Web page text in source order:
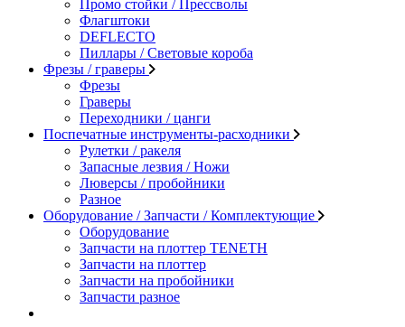
Промо стойки / Прессволы
Флагштоки
DEFLECTO
Пиллары / Световые короба
Фрезы / граверы
Фрезы
Граверы
Переходники / цанги
Поспечатные инструменты-расходники
Рулетки / ракеля
Запасные лезвия / Ножи
Люверсы / пробойники
Разное
Оборудование / Запчасти / Комплектующие
Оборудование
Запчасти на плоттер TENETH
Запчасти на плоттер
Запчасти на пробойники
Запчасти разное